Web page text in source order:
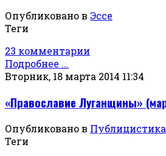
Опубликовано в Эссе
Теги
23 комментарии
Подробнее ...
Вторник, 18 марта 2014 11:34
«Православие Луганщины»
Опубликовано в Публицистика
Теги